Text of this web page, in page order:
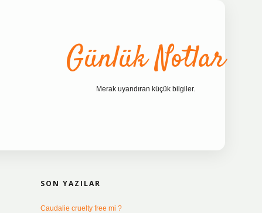
Günlük Notlar
Merak uyandıran küçük bilgiler.
SON YAZILAR
Caudalie cruelty free mi ?